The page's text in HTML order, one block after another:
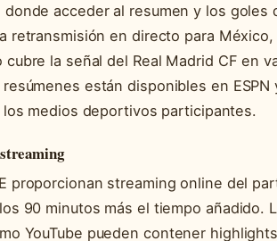
donde acceder al resumen y los goles
retransmisión en directo para
cubre la señal del Real Madrid CF en
resúmenes están disponibles en
medios deportivos participantes.
proporcionan streaming online del
90 minutos más el tiempo añadido.
YouTube pueden contener